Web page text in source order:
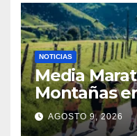
Caribe
NOTICIAS
Media
Montañas
Cocora:
sobre la
AGOSTO 9, 2026